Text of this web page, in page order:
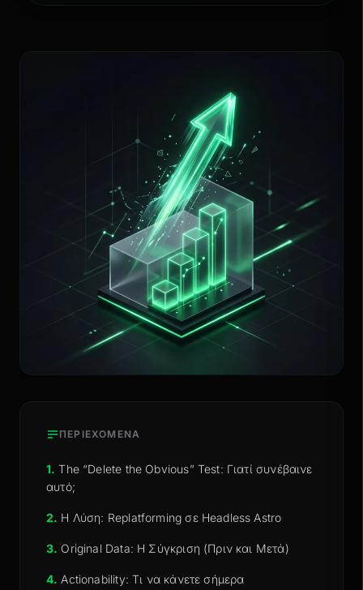
ΠΕΡΙΕΧΟΜΕΝΑ
1. The “Delete the Obvious” Test: Γιατί συνέβαινε
αυτό;
2. Η Λύση: Replatforming σε Headless Astro
3. Original Data: Η Σύγκριση (Πριν και Μετά)
4. Actionability: Τι να κάνετε σήμερα